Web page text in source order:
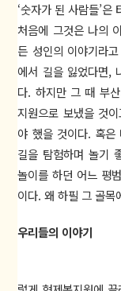
‘숫자가 된 사람들’은
처음에 그것은 나의
든 성인의 이야기라
에서 길을 잃었다면,
다. 하지만 그 때 부
지원으로 보냈을 것
야 했을 것이다. 혹은
길을 탐험하며 놀기
놀이를 하던 어느 평
이다. 왜 하필 그 골목
우리들의 이야기